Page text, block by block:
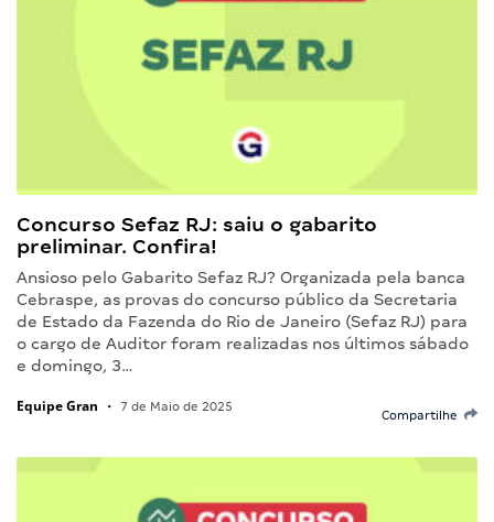
Concurso Sefaz RJ: saiu o gabarito
preliminar. Confira!
Ansioso pelo Gabarito Sefaz RJ? Organizada pela banca
Cebraspe, as provas do concurso público da Secretaria
de Estado da Fazenda do Rio de Janeiro (Sefaz RJ) para
o cargo de Auditor foram realizadas nos últimos sábado
e domingo, 3…
Equipe Gran • 7 de Maio de 2025
Compartilhe